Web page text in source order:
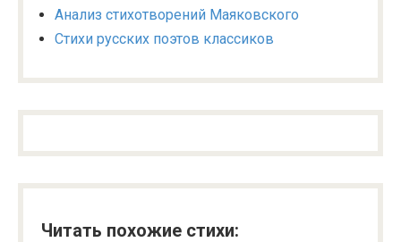
Анализ стихотворений Маяковского
Стихи русских поэтов классиков
Читать похожие стихи: